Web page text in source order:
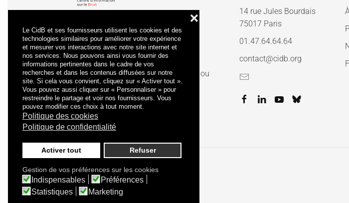
Le CidB et ses fournisseurs utilisent les cookies et des
technologies similaires pour améliorer votre expérience
et mesurer vos interactions avec notre site internet et
nos services. Nous pouvons ainsi vous fournir des
informations pertinentes dans le cadre de vos
recherches et dans les contenus diffusées sur notre
site. Si cela vous convient, cliquez sur « Activer tout ».
Vous pouvez aussi cliquer sur « Personnaliser » pour
restreindre le partage et voir nos fournisseurs. Vous
pouvez modifier ces choix à tout moment.
Politique des cookies
Politique de confidentialité
Activer tout Refuser
❌
Gestion de vos préférences sur les cookies
Indispensables
Préférences
Statistiques
Marketing
Lacertification qualité a été délivrée au titre de la ou
des catégories d'actions suivantes : actions de
formation.
14 rue Jules Bourdais
75017 Paris
01.47.64.64.64
contact@cidb.org
Politique de confidentialité Mentions légales